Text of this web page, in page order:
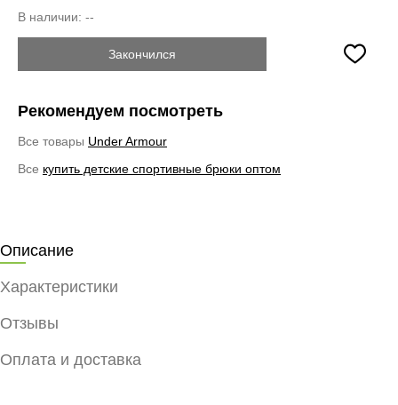
В наличии: --
Закончился
Рекомендуем посмотреть
Все товары Under Armour
Все купить детские спортивные брюки оптом
Описание
Характеристики
Отзывы
Оплата и доставка